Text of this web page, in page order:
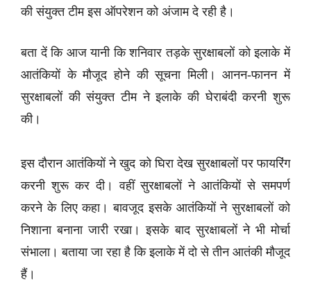
की संयुक्त टीम इस ऑपरेशन को अंजाम दे रही है।
बता दें कि आज यानी कि शनिवार तड़के सुरक्षाबलों को इलाके में
आतंकियों के मौजूद होने की सूचना मिली। आनन-फानन में
सुरक्षाबलों की संयुक्त टीम ने इलाके की घेराबंदी करनी शुरू
की।
इस दौरान आतंकियों ने खुद को घिरा देख सुरक्षाबलों पर फायरिंग
करनी शुरू कर दी। वहीं सुरक्षाबलों ने आतंकियों से समपर्ण
करने के लिए कहा। बावजूद इसके आतंकियों ने सुरक्षाबलों को
निशाना बनाना जारी रखा। इसके बाद सुरक्षाबलों ने भी मोर्चा
संभाला। बताया जा रहा है कि इलाके में दो से तीन आतंकी मौजूद
हैं।